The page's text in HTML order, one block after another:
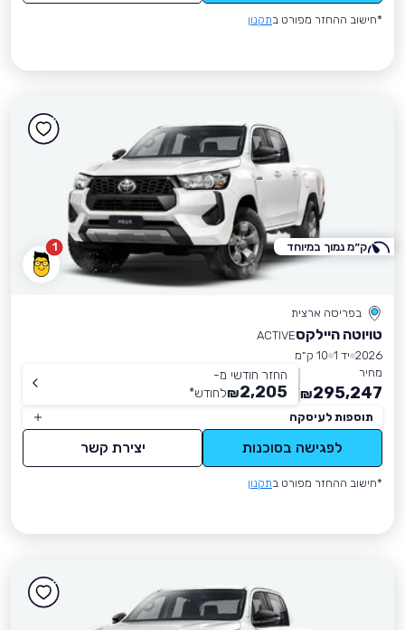
*חישוב ההחזר מפורט בתקנון
1
בפריסה ארצית
טויוטה היילקסACTIVE
2026 יד 1
10 ק״מ
מחיר
295,247
₪
החזר חודשי מ-
2,205
₪לחודש*
תוספות לעיסקה
לפגישה בסוכנות יצירת קשר
*חישוב ההחזר מפורט בתקנון
ק״מ נמוך במיוחד